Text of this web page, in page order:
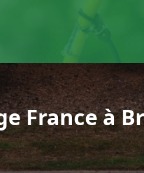
France à